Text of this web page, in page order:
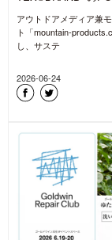
アウトドアメディア兼
ト「mountain-
し、サステ
2026-06-24